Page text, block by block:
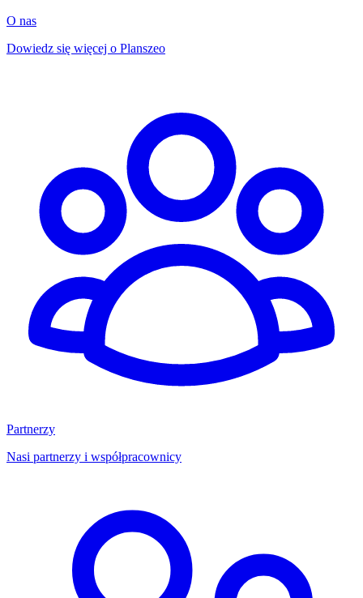
O nas
Dowiedz się więcej o Planszeo
Partnerzy
Nasi partnerzy i współpracownicy